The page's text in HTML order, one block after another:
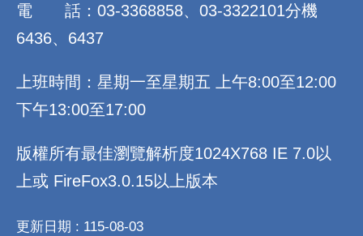
電 話：03-3368858、03-3322101分機
6436、6437
上班時間：星期一至星期五 上午8:00至12:00
下午13:00至17:00
版權所有最佳瀏覽解析度1024X768 IE 7.0以
上或 FireFox3.0.15以上版本
更新日期 115-08-03